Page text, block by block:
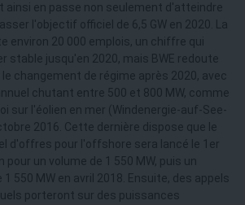
ainsi en passe non seulement d'atteindre
l'objectif officiel de 6,5 GW en 2020. La
environ 20 000 emplois, un chiffre qui
stable jusqu'en 2020, mais BWE redoute
changement de régime après 2020, avec
chutant entre 500 et 800 MW, comme
sur l'éolien en mer (Windenergie-auf-See-
2016. Cette dernière dispose que le
d'offres pour l'offshore sera lancé le 1er
pour un volume de 1 550 MW, puis un
1 550 MW en avril 2018. Ensuite, des appels
porteront sur des puissances